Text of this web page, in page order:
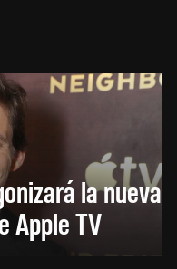
la nueva
Apple TV